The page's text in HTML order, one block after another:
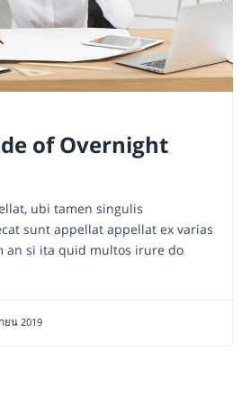
of Overnight
ubi tamen singulis
sunt appellat appellat ex varias
an si ita quid multos irure do
น 2019